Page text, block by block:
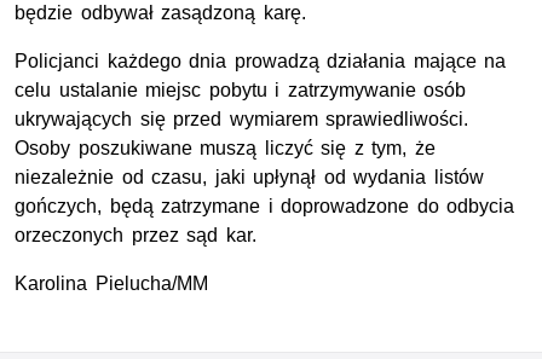
będzie odbywał zasądzoną karę.
Policjanci każdego dnia prowadzą działania mające na
celu ustalanie miejsc pobytu i zatrzymywanie osób
ukrywających się przed wymiarem sprawiedliwości.
Osoby poszukiwane muszą liczyć się z tym, że
niezależnie od czasu, jaki upłynął od wydania listów
gończych, będą zatrzymane i doprowadzone do odbycia
orzeczonych przez sąd kar.
Karolina Pielucha/MM